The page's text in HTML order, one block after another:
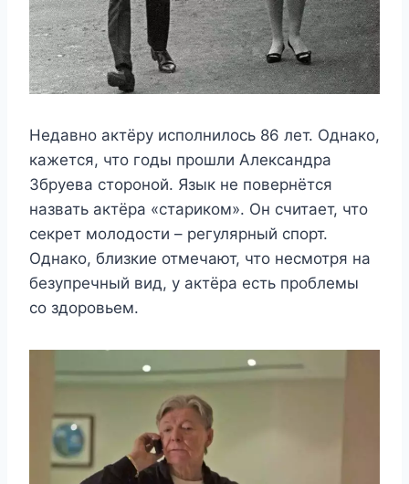
Недавно актёру исполнилось 86 лет. Однако,
кажется, что годы прошли Александра
Збруева стороной. Язык не повернётся
назвать актёра «стариком». Он считает, что
секрет молодости – регулярный спорт.
Однако, близкие отмечают, что несмотря на
безупречный вид, у актёра есть проблемы
со здоровьем.